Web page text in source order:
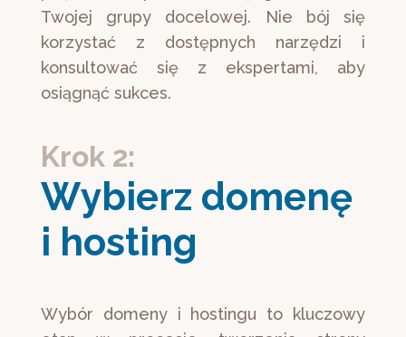
Twojej grupy docelowej. Nie bój się
korzystać z dostępnych narzędzi i
konsultować się z ekspertami, aby
osiągnąć sukces.
Krok 2:
Wybierz domenę
i hosting
Wybór domeny i hostingu to kluczowy